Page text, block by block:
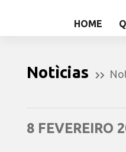
HOME
Notìcias
8 FEVEREIRO